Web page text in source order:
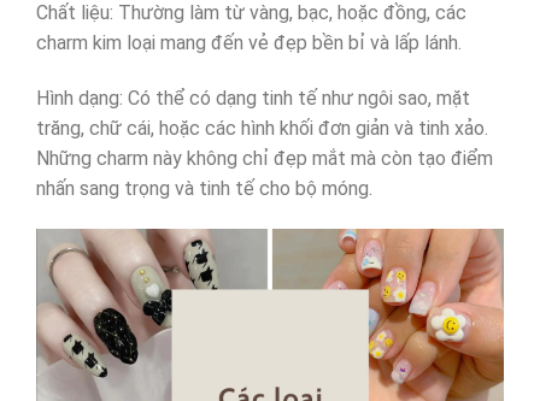
Chất liệu: Thường làm từ vàng, bạc, hoặc đồng, các
charm kim loại mang đến vẻ đẹp bền bỉ và lấp lánh.
Hình dạng: Có thể có dạng tinh tế như ngôi sao, mặt
trăng, chữ cái, hoặc các hình khối đơn giản và tinh xảo.
Những charm này không chỉ đẹp mắt mà còn tạo điểm
nhấn sang trọng và tinh tế cho bộ móng.